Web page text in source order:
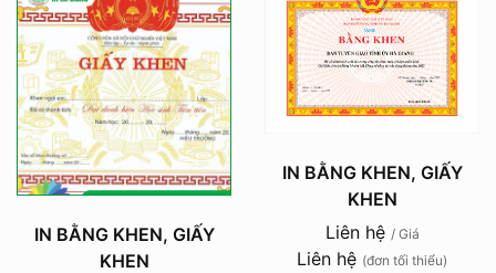
IN BẰNG KHEN, GIẤY
KHEN
IN BẰNG KHEN, GIẤY
KHEN
Liên hệ / Giá
Liên hệ (đơn tối thiểu)